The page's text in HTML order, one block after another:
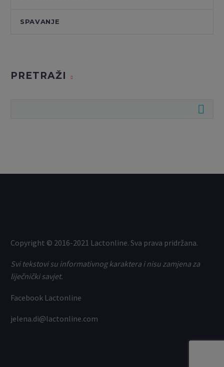
SPAVANJE
PRETRAŽI
Copyright © 2016-2021 Lactonline. Sva prava pridržana.
Svi tekstovi su informativnog karaktera i nisu zamjena za
liječnički savjet.
Facebook Lactonline
jelena.di@lactonline.com